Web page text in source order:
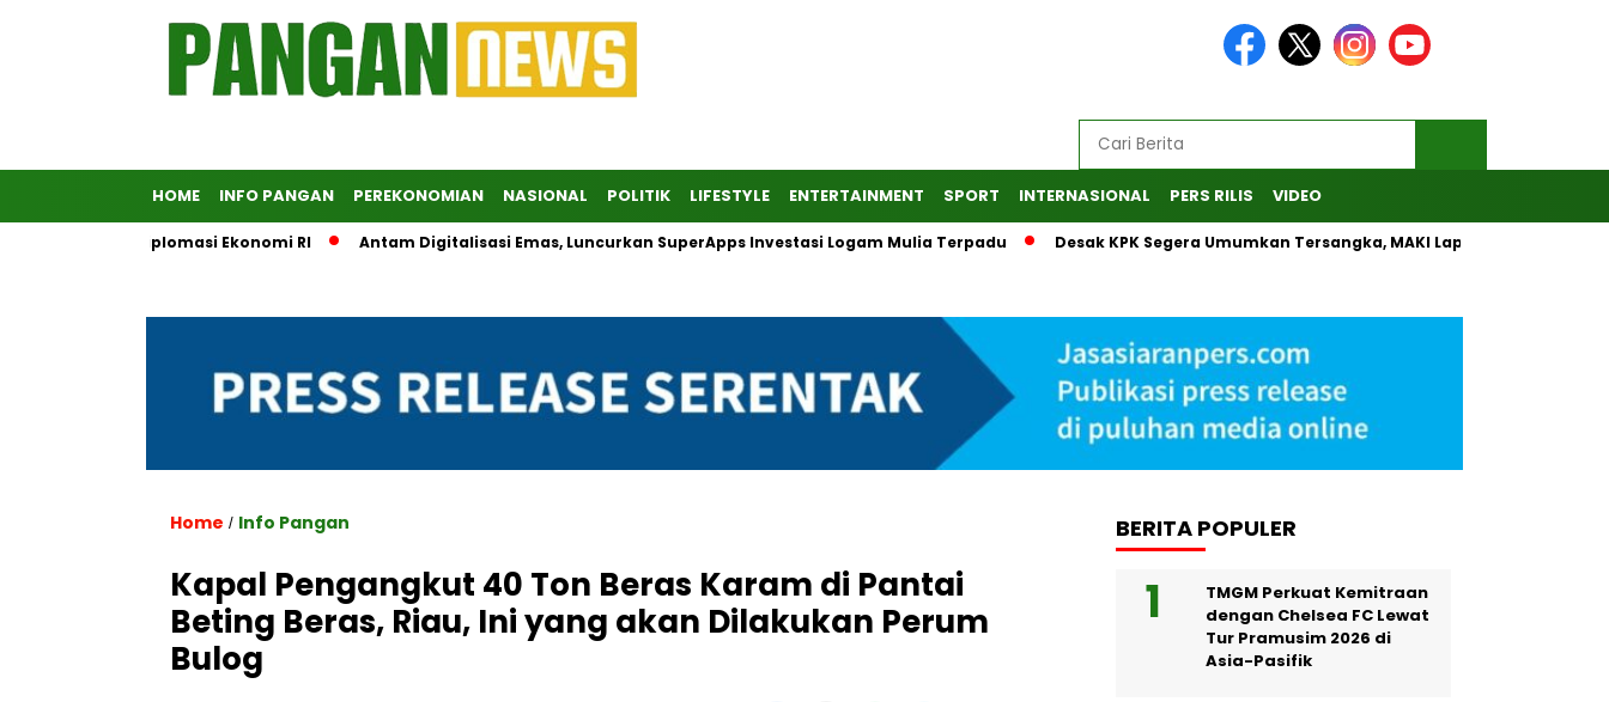
HOME INFO PANGAN PEREKONOMIAN NASIONAL POLITIK LIFESTYLE ENTERTAINMENT SPORT INTERNASIONAL PERS RILIS VIDEO
Diplomasi Ekonomi RI Antam Digitalisasi Emas, Luncurkan SuperApps Investasi Logam Mulia Terpadu Desak KPK Segera Umumkan Tersangka, MAKI Laporkan Penanganan
Home / Info Pangan
Kapal Pengangkut 40 Ton Beras Karam di Pantai
Beting Beras, Riau, Ini yang akan Dilakukan Perum
Bulog
BERITA POPULER
TMGM Perkuat Kemitraan
dengan Chelsea FC Lewat
Tur Pramusim 2026 di
Asia-Pasifik